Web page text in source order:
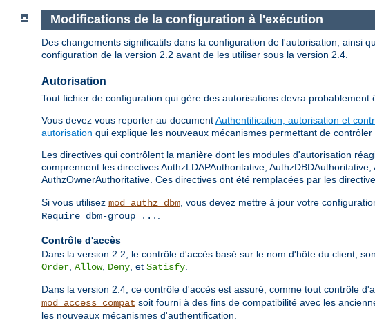
Modifications de la configuration à l'exécution
Des changements significatifs dans la configuration de l'autorisation, ainsi
configuration de la version 2.2 avant de les utiliser sous la version 2.4.
Autorisation
Tout fichier de configuration qui gère des autorisations devra probablement
Vous devez vous reporter au documentAuthentification, autorisation et
autorisation qui explique les nouveaux mécanismes permettant de
Les directives qui contrôlent la manière dont les modules d'autorisation
comprennent les directives AuthzLDAPAuthoritative,
AuthzOwnerAuthoritative. Ces directives ont été remplacées par les
Si vous utilisez mod_authz_dbm, vous devez mettre à jour votre
Require dbm-group ... .
Contrôle d'accès
Dans la version 2.2, le contrôle d'accès basé sur le nom d'hôte du client,
Order, Allow, Deny, et Satisfy.
Dans la version 2.4, ce contrôle d'accès est assuré, comme tout contrôle
mod_access_compat soit fourni à des fins de compatibilité avec les
les nouveaux mécanismes d'authentification.